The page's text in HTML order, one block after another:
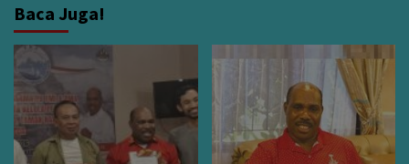
Baca Juga!